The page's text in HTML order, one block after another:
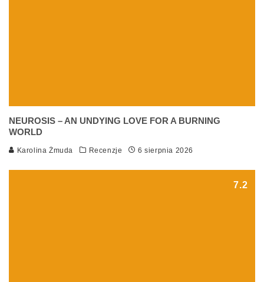
NEUROSIS – AN UNDYING LOVE FOR A BURNING
WORLD
Karolina Żmuda Recenzje 6 sierpnia 2026
7.2